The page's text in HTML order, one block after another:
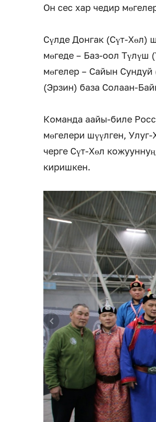
Он сес хар чедир
Сүлде Донгак (Сүт-Хөл)
мөгеде – Баз-оол
мөгелер – Сайын
(Эрзин) база Солаан-
Команда аайы-биле
мөгелери шүүлген,
черге Сүт-Хөл
киришкен.